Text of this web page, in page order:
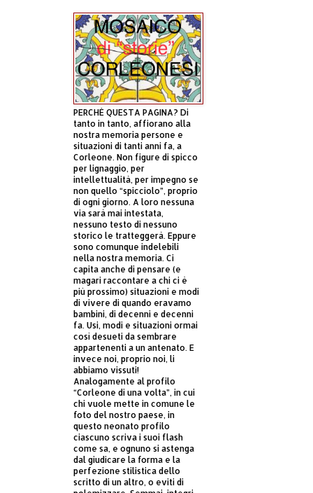
PERCHÈ QUESTA PAGINA? Di
tanto in tanto, affiorano alla
nostra memoria persone e
situazioni di tanti anni fa, a
Corleone. Non figure di spicco
per lignaggio, per
intellettualità, per impegno se
non quello “spicciolo”, proprio
di ogni giorno. A loro nessuna
via sarà mai intestata,
nessuno testo di nessuno
storico le tratteggerà. Eppure
sono comunque indelebili
nella nostra memoria. Ci
capita anche di pensare (e
magari raccontare a chi ci è
più prossimo) situazioni e modi
di vivere di quando eravamo
bambini, di decenni e decenni
fa. Usi, modi e situazioni ormai
così desueti da sembrare
appartenenti a un antenato. E
invece noi, proprio noi, li
abbiamo vissuti!
Analogamente al profilo
“Corleone di una volta”, in cui
chi vuole mette in comune le
foto del nostro paese, in
questo neonato profilo
ciascuno scriva i suoi flash
come sa, e ognuno si astenga
dal giudicare la forma e la
perfezione stilistica dello
scritto di un altro, o eviti di